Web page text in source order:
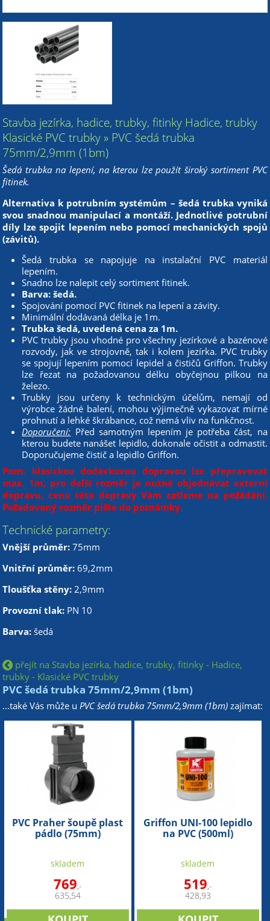
Stavba jezírka, hadice, trubky, fitinky Hadice, trubky
Klasické PVC trubky » PVC šedá trubka
75mm/2,9mm (1bm)
Šedá trubka na lepení, na kterou lze použít široký sortiment PVC
fitinek.
Alternativa k potrubním systémům – šedá trubka vyniká
svou snadnou manipulací a montáží. Jednotlivé potrubní
díly lze spojit lepením nebo pomocí mechanických spojů
(závitů).
Šedá trubka se napojuje na instalační PVC materiál
lepením.
Snadno lze nalepit celý sortiment fitinek.
Barva: šedá.
Spojování pomocí PVC fitinek na lepení a závity.
Minimální dodávaná délka je 1m.
Trubka šedá, uvedená cena za 1m.
PVC trubky jsou vhodné pro všechny jezírkové a bazénové
rozvody, jak ve strojovně, tak i kolem jezírka. PVC trubky
se spojují lepením pomocí lepidel a čističů Griffon. Trubky
lze řezat na požadovanou délku obyčejnou pilkou na
železo.
Trubky jsou určeny k technickým účelům, nemají od
výrobce žádné balení, mohou výjimečně vykazovat mírné
prohnutí a lehké škrábance, což nemá vliv na funkčnost.
Doporučení: Před samotným lepením je potřeba část, na
kterou budete nanášet lepidlo, dokonale očistit a odmastit.
Doporučujeme čistič a lepidlo Griffon.
Pozn. klasickou dodávkovou dopravou lze přepravovat
max. 1m, pro delší rozměr je nutné objednávat externí
dopravu, cenu této dopravy Vám zašleme na požádání.
Požadovaný rozměr pište do poznámky.
Technické parametry:
Vnější průměr:75mm
Vnitřní průměr:69,2mm
Tloušťka stěny:2,9mm
Provozní tlak: PN 10
Barva:šedá
přejít na Stavba jezírka, hadice, trubky, fitinky - Hadice,
trubky - Klasické PVC trubky
PVC šedá trubka 75mm/2,9mm (1bm)
...také Vás může uPVC šedá trubka 75mm/2,9mm (1bm) zajímat:
PVC Praher šoupě plast
pádlo (75mm)
skladem
769,-
635,54
Griffon UNI-100 lepidlo
na PVC (500ml)
skladem
519,-
428,93